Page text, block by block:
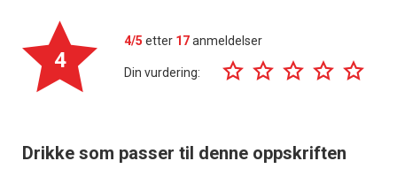
4
4/5 etter 17anmeldelser
Din vurdering:
Drikke som passer til denne oppskriften